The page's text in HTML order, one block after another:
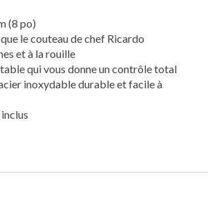
(8 po)
le couteau de chef Ricardo
et à la rouille
qui vous donne un contrôle total
inoxydable durable et facile à